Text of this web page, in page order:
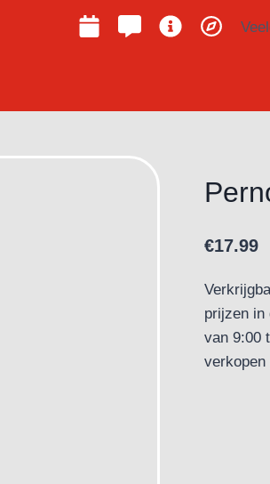
€17.99
prijzen in
van 9:00
verkopen